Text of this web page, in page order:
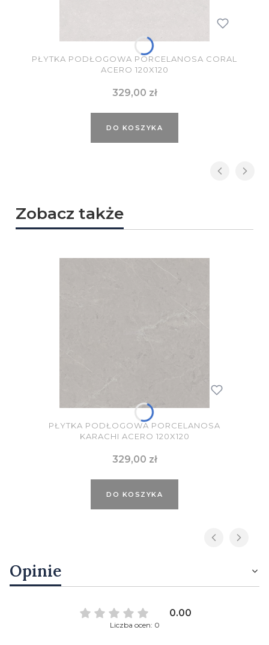
PŁYTKA PODŁOGOWA PORCELANOSA CORAL
ACERO 120X120
Cena
329,00 zł
DO KOSZYKA
Zobacz także
PŁYTKA PODŁOGOWA PORCELANOSA
KARACHI ACERO 120X120
Cena
329,00 zł
DO KOSZYKA
Opinie
0.00
Liczba ocen: 0